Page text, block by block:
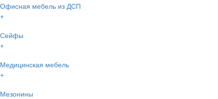
Офисная мебель из ДСП
+
Сейфы
+
Медицинская мебель
+
Мезонины